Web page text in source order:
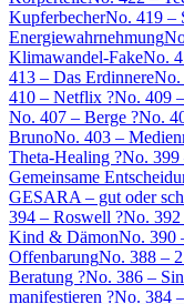
KupferbecherNo. 419 –
Energiewahrnehmung
Klimawandel-FakeNo.
413 – Das ErdinnereNo.
410 – Netflix ?No. 409
No. 407 – Berge ?No.
BrunoNo. 403 –
Theta-Healing ?No. 399
Gemeinsame
GESARA – gut oder
394 – Roswell ?No. 392
Kind & DämonNo. 390
OffenbarungNo. 388 –
Beratung ?No. 386 –
manifestieren ?No. 384